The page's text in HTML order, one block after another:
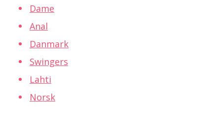
Dame
Anal
Danmark
Swingers
Lahti
Norsk